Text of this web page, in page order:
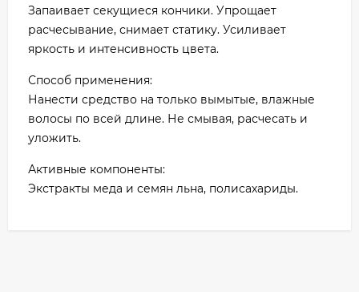
Запаивает секущиеся кончики. Упрощает
расчесывание, снимает статику. Усиливает
яркость и интенсивность цвета.
Способ применения:
Нанести средство на только вымытые, влажные
волосы по всей длине. Не смывая, расчесать и
уложить.
Активные компоненты:
Экстракты меда и семян льна, полисахариды.